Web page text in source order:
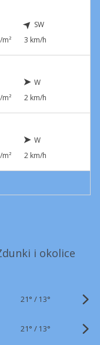
m²
SW
3 km/h
m²
W
2 km/h
m²
W
2 km/h
i okolice
21° / 13°
21° / 13°